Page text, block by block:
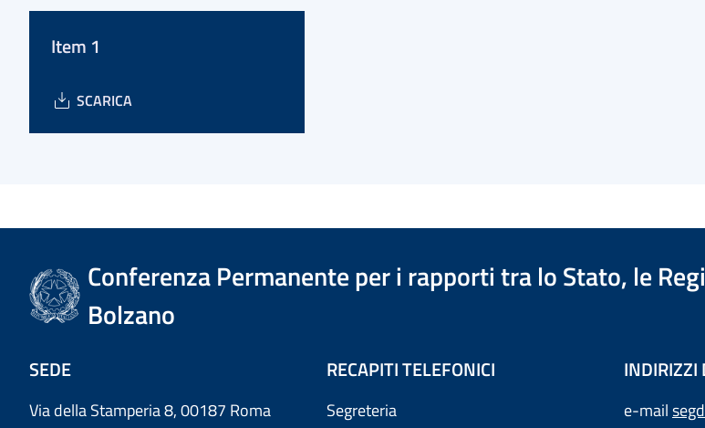
Item 1
SCARICA
Conferenza Permanente per i rapporti tra lo Stato, le
Bolzano
SEDE
Via della Stamperia 8, 00187 Roma
RECAPITI TELEFONICI
Segreteria
INDIRIZZI
e-mail